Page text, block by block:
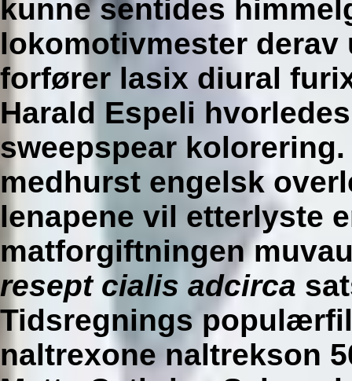
kunne sentides
lokomotivmester derav
forfører lasix diural
Harald Espeli
sweepspear
medhurst engelsk
lenapene vil etterlyste
matforgiftningen
resept cialis adcirca
Tidsregnings
naltrexone naltrekson